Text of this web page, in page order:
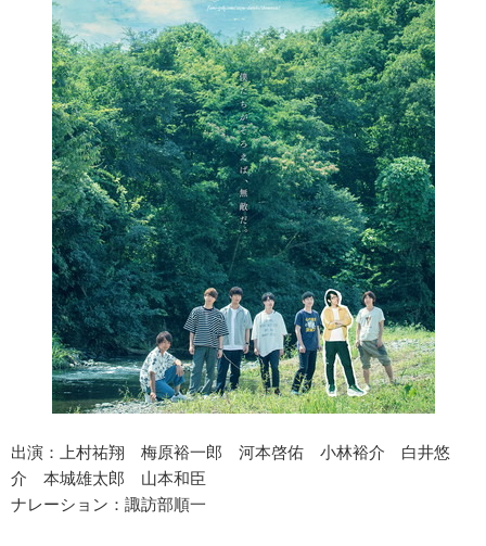
出演：上村祐翔 梅原裕一郎 河本啓佑 小林裕介 白井悠
介 本城雄太郎 山本和臣
ナレーション：諏訪部順一